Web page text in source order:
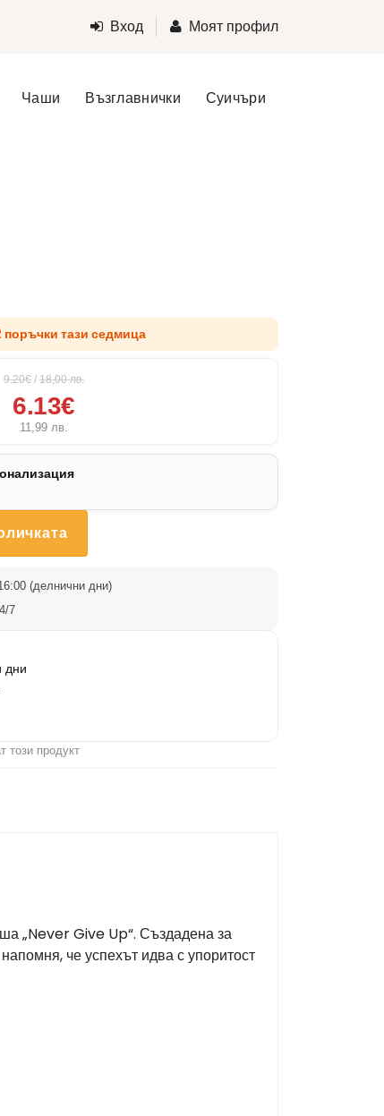
Вход Моят профил
Чаши Възглавнички Суичъри
поръчки тази седмица
9.20€ / 18,00лв.
6.13€
11,99 лв.
(делнични дни)
7
дни
този продукт
„Never Give Up“. Създадена за
че успехът идва с упоритост